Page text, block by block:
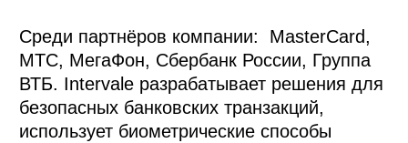
Среди партнёров компании: MasterCard,
МТС, МегаФон, Сбербанк России, Группа
ВТБ. Intervale разрабатывает решения для
безопасных банковских транзакций,
использует биометрические способы